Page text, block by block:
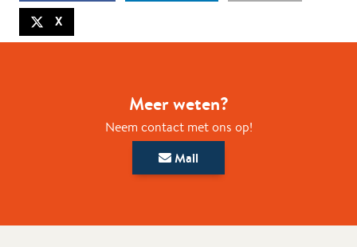
X
Meer weten?
Neem contact met ons op!
Mail